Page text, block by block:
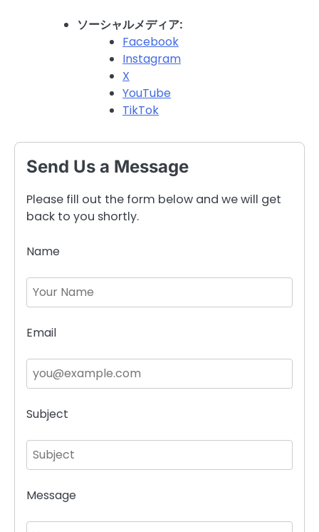
ソーシャルメディア:
Facebook
Instagram
X
YouTube
TikTok
Send Us a Message
Please fill out the form below and we will get
back to you shortly.
Name
Email
Subject
Message